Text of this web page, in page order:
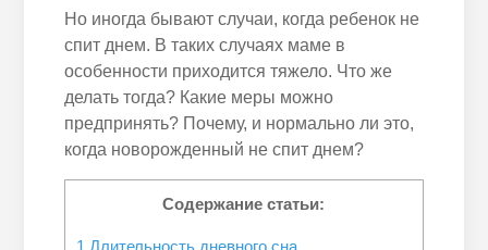
Но иногда бывают случаи, когда ребенок не
спит днем. В таких случаях маме в
особенности приходится тяжело. Что же
делать тогда? Какие меры можно
предпринять? Почему, и нормально ли это,
когда новорожденный не спит днем?
Содержание статьи: